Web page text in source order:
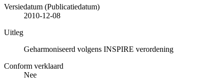
Versiedatum (Publicatiedatum)
2010-12-08
Uitleg
Geharmoniseerd volgens INSPIRE verordening
Conform verklaard
Nee